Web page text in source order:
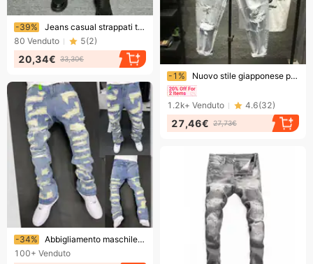
Finendo presto!
-39%
Jeans casual strappati tinta unita da uomo
80 Venduto 5(2)
20,34€ 33,30€
Finendo presto!
-1% Nuovo stile giapponese pantaloni da mendicante larghi spazzolati strappati spazzolati alla moda da uomo jeans a nove punte lavaggio chiaro per uomo
1.2k+ Venduto 4.6(32)
27,46€ 27,73€
Finendo presto!
-34%
Abbigliamento maschile in stile High Street, jeans strappati retrò resistenti e rovinati, jeans EAN con effetto rovinato.
100+ Venduto